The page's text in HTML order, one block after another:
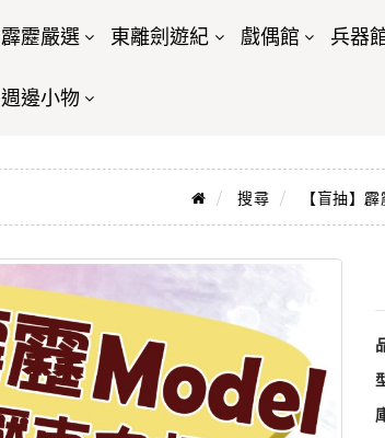
霹靂嚴選 東離劍遊紀 戲偶館 兵器
週邊小物
搜尋 【盲抽】